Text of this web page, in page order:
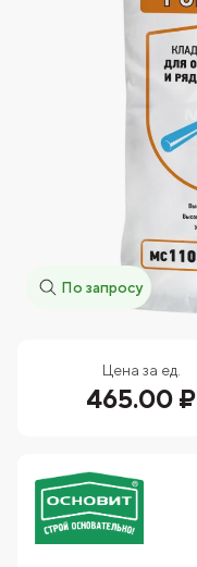
По запросу
Цена за ед.
465.00 ₽